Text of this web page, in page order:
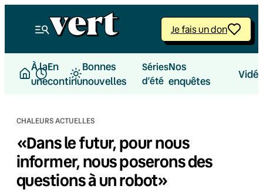
Je fais un don
À la
une
En
continu
Bonnes
nouvelles
Séries
d’été
Nos
enquêtes
CHALEURS ACTUELLES
«Dans le futur, pour nous
informer, nous poserons des
questions à un robot»